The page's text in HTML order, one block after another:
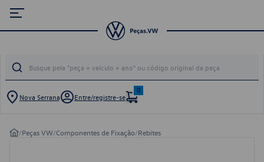
Nova Serrana Entre/registre-se
0
/Peças VW/Componentes de Fixação/Rebites